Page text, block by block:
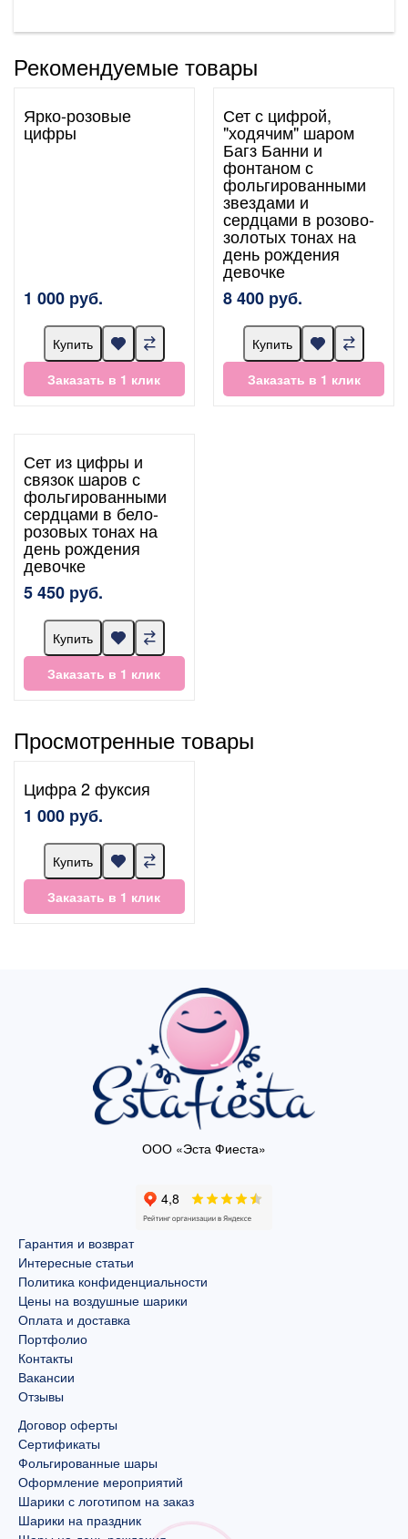
Рекомендуемые товары
Ярко-розовые
цифры
1 000 руб.
Купить
Заказать в 1 клик
Сет с цифрой,
"ходячим" шаром
Багз Банни и
фонтаном с
фольгированными
звездами и
сердцами в розово-
золотых тонах на
день рождения
девочке
8 400 руб.
Купить
Заказать в 1 клик
Сет из цифры и
связок шаров с
фольгированными
сердцами в бело-
розовых тонах на
день рождения
девочке
5 450 руб.
Купить
Заказать в 1 клик
Просмотренные товары
Цифра 2 фуксия
1 000 руб.
Купить
Заказать в 1 клик
ООО «Эста Фиеста»
Гарантия и возврат
Интересные статьи
Политика конфиденциальности
Цены на воздушные шарики
Оплата и доставка
Портфолио
Контакты
Вакансии
Отзывы
Договор оферты
Сертификаты
Фольгированные шары
Оформление мероприятий
Шарики с логотипом на заказ
Шарики на праздник